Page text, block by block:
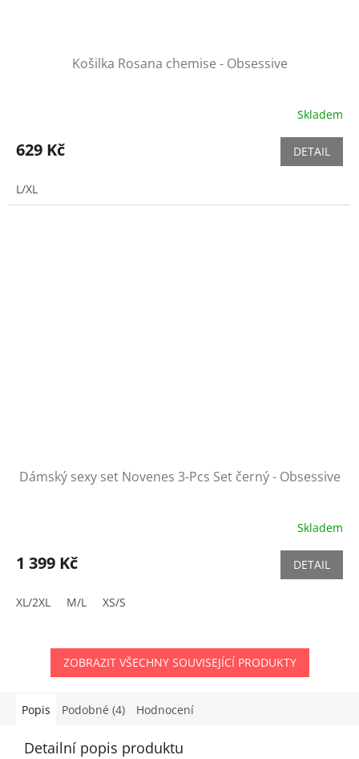
Košilka Rosana chemise - Obsessive
Skladem
629 Kč DETAIL
L/XL
Dámský sexy set Novenes 3-Pcs Set černý - Obsessive
Skladem
1 399 Kč DETAIL
XL/2XL M/L XS/S
ZOBRAZIT VŠECHNY SOUVISEJÍCÍ PRODUKTY
Popis Podobné (4) Hodnocení
Detailní popis produktu